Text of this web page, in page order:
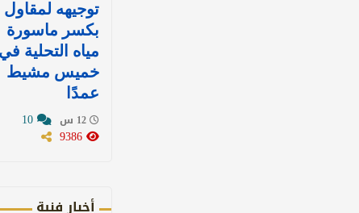
توجيهه لمقاول
بكسر ماسورة
مياه التحلية في
خميس مشيط
عمدًا
أخبار فنية